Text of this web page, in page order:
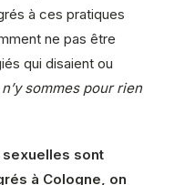
à ces pratiques
ne pas être
qui disaient ou
sommes pour rien
sont
à Cologne, on